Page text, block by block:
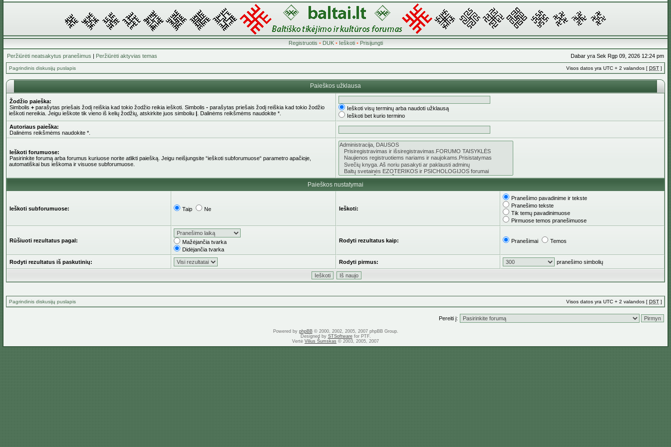
Registruotis • DUK• Ieškoti• Prisijungti
Peržiūrėti neatsakytus pranešimus | Peržiūrėti aktyvias temas Dabar yra Sek Rgp 09, 2026 12:24 pm
Pagrindinis diskusijų puslapis Visos datos yra UTC + 2 valandos [ DST ]
Paieškos užklausa
Žodžio paieška:
Simbolis + parašytas priešais žodį reiškia kad tokio žodžio reikia ieškoti. Simbolis - parašytas priešais žodį reiškia kad tokio žodžio
ieškoti nereikia. Jeigu ieškote tik vieno iš kelių žodžių, atskirkite juos simboliu | . Dalinėms reikšmėms naudokite *.
Ieškoti visų terminų arba naudoti užklausą
Ieškoti bet kurio termino
Autoriaus paieška:
Dalinėms reikšmėms naudokite *.
Ieškoti forumuose:
Pasirinkite forumą arba forumus kuriuose norite atlikti paiešką. Jeigu neišjungsite “ieškoti subforumuose“ parametro apačioje,
automatiškai bus ieškoma ir visuose subforumuose.
Paieškos nustatymai
Ieškoti subforumuose: Taip Ne Ieškoti:
Pranešimo pavadinime ir tekste
Pranešimo tekste
Tik temų pavadinimuose
Pirmuose temos pranešimuose
Rūšiuoti rezultatus pagal:
Mažėjančia tvarka
Didėjančia tvarka
Rodyti rezultatus kaip: Pranešimai Temos
Rodyti rezultatus iš paskutinių: Rodyti pirmus: pranešimo simbolių
Pagrindinis diskusijų puslapis Visos datos yra UTC + 2 valandos [ DST ]
Pereiti į:
Powered by phpBB© 2000, 2002, 2005, 2007 phpBB Group.
Designed by STSoftwarefor PTF.
Vertė Vilius Šumskas © 2003, 2005, 2007